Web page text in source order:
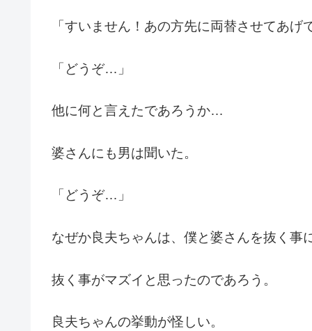
「すいません！あの方先に両替させてあげ
「どうぞ…」
他に何と言えたであろうか…
婆さんにも男は聞いた。
「どうぞ…」
なぜか良夫ちゃんは、僕と婆さんを抜く事
抜く事がマズイと思ったのであろう。
良夫ちゃんの挙動が怪しい。